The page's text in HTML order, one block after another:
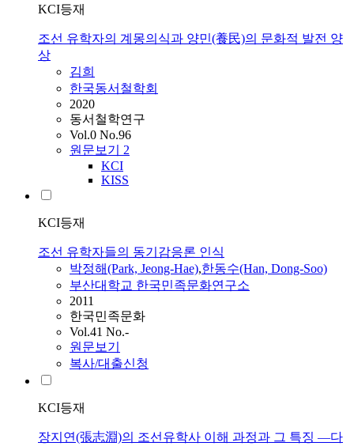
KCI등재
조선 유학자의 계몽의식과 양민(養民)의 문화적 발전 양
상
김희
한국동서철학회
2020
동서철학연구
Vol.0 No.96
원문보기 2
KCI
KISS
KCI등재
조선 유학자들의 동기감응론 인식
박정해(Park, Jeong-Hae),한동수(Han, Dong-Soo)
부산대학교 한국민족문화연구소
2011
한국민족문화
Vol.41 No.-
원문보기
복사/대출신청
KCI등재
장지연(張志淵)의 조선유학사 이해 과정과 그 특징 —다